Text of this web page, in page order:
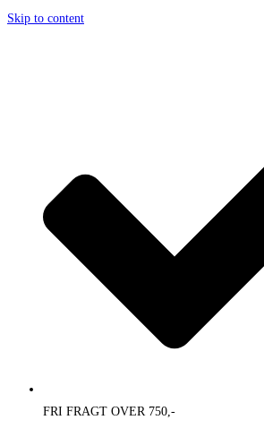
Skip to content
FRI FRAGT OVER 750,-